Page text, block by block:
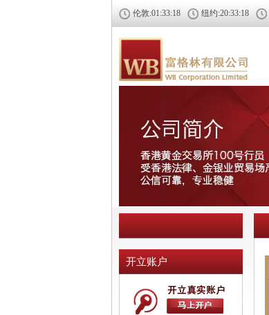
伦敦:01:33:19 纽约:20:33:19
开立账户